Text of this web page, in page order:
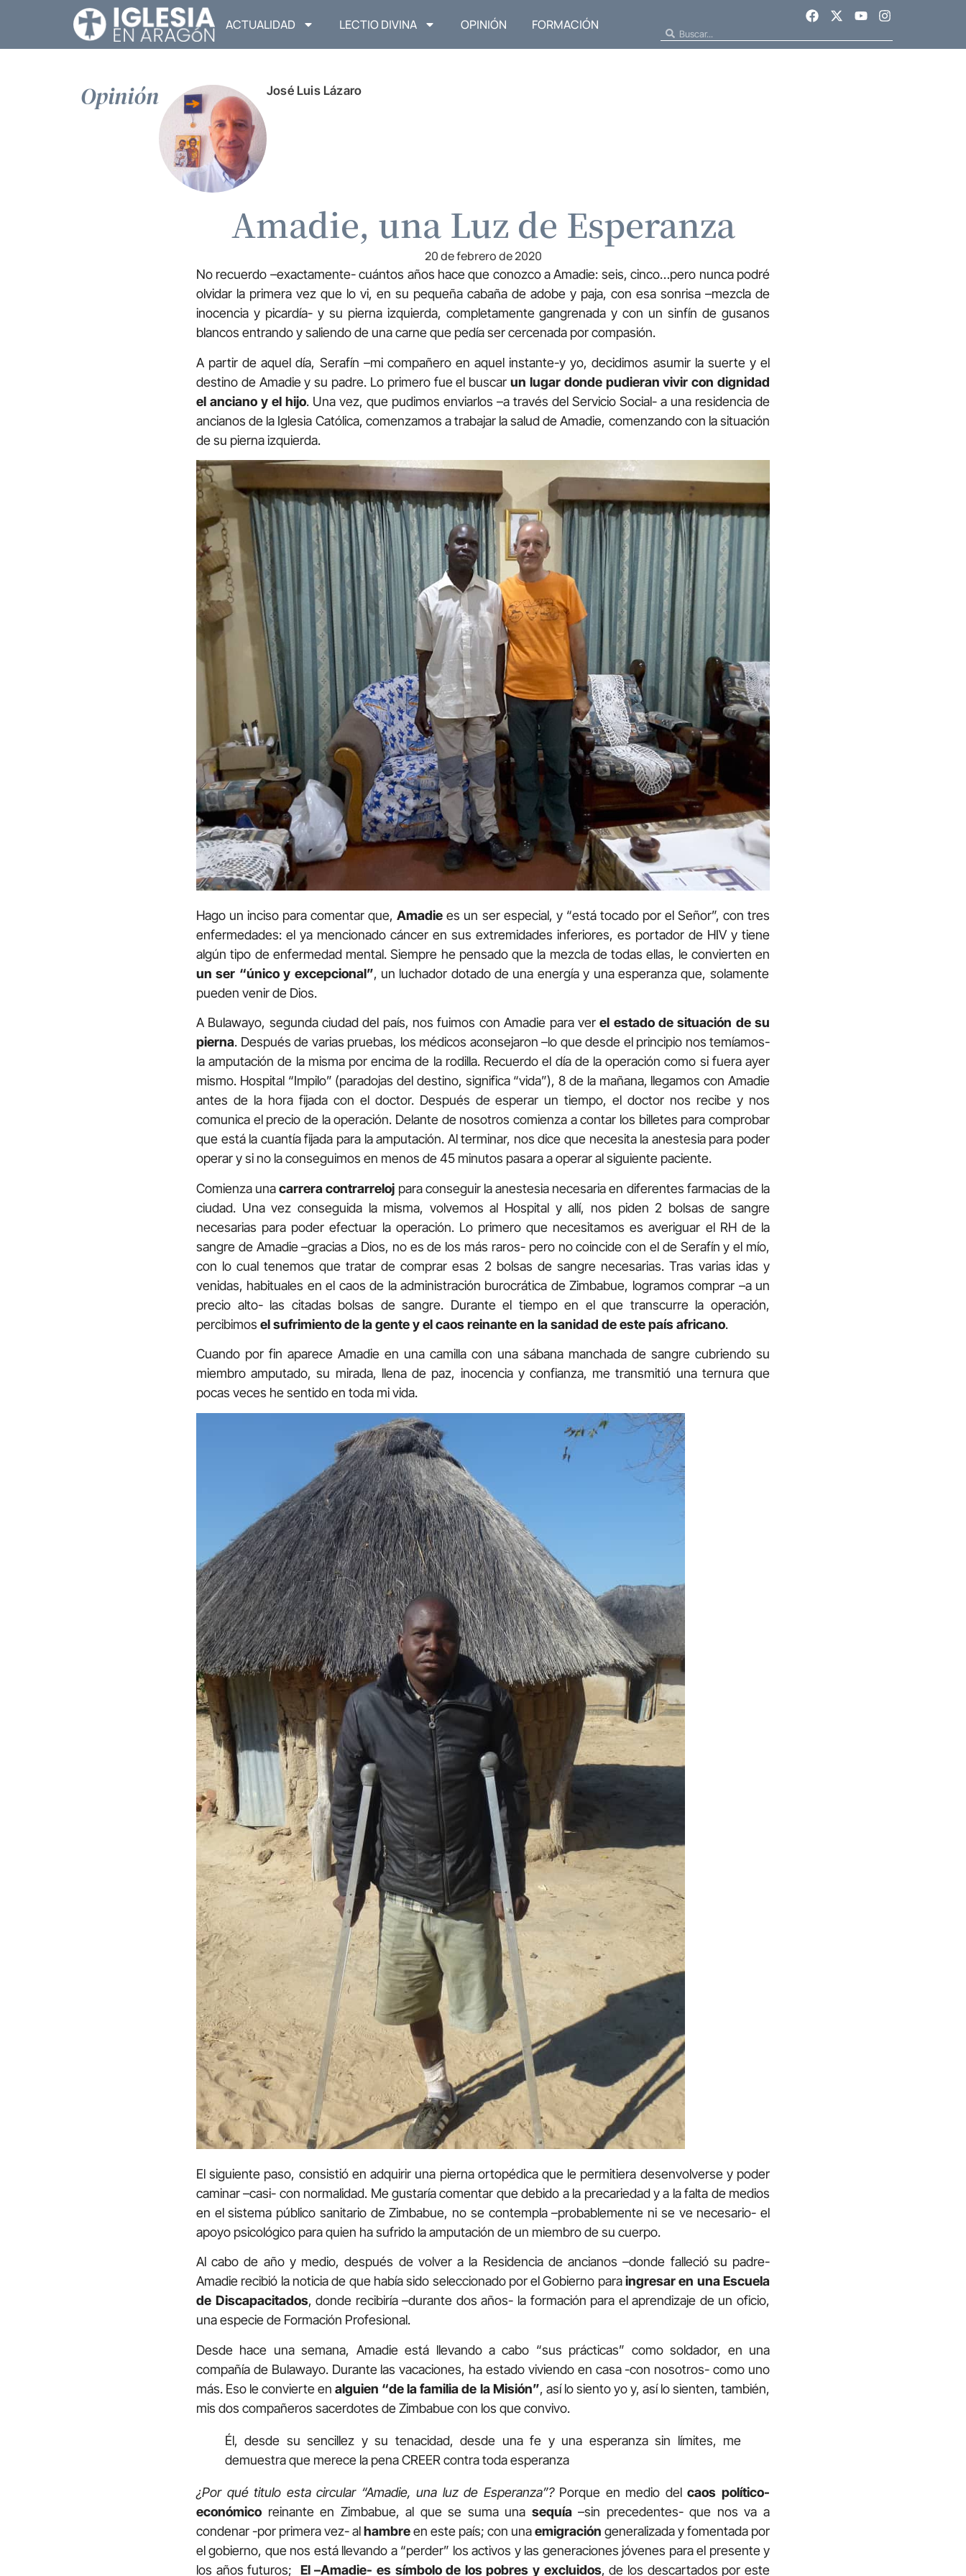
ACTUALIDAD LECTIO DIVINA OPINIÓN FORMACIÓN
Opinión José Luis Lázaro
Amadie, una Luz de Esperanza
20 de febrero de 2020
No recuerdo –exactamente- cuántos años hace que conozco a Amadie: seis, cinco…pero nunca podré
olvidar la primera vez que lo vi, en su pequeña cabaña de adobe y paja, con esa sonrisa –mezcla de
inocencia y picardía- y su pierna izquierda, completamente gangrenada y con un sinfín de gusanos
blancos entrando y saliendo de una carne que pedía ser cercenada por compasión.
A partir de aquel día, Serafín –mi compañero en aquel instante-y yo, decidimos asumir la suerte y el
destino de Amadie y su padre. Lo primero fue el buscarun lugar donde pudieran vivir con dignidad
el anciano y el hijo. Una vez, que pudimos enviarlos –a través del Servicio Social- a una residencia de
ancianos de la Iglesia Católica, comenzamos a trabajar la salud de Amadie, comenzando con la situación
de su pierna izquierda.
Hago un inciso para comentar que,Amadie es un ser especial, y “está tocado por el Señor”, con tres
enfermedades: el ya mencionado cáncer en sus extremidades inferiores, es portador de HIV y tiene
algún tipo de enfermedad mental. Siempre he pensado que la mezcla de todas ellas, le convierten en
un ser “único y excepcional”, un luchador dotado de una energía y una esperanza que, solamente
pueden venir de Dios.
A Bulawayo, segunda ciudad del país, nos fuimos con Amadie para verel estado de situación de su
pierna. Después de varias pruebas, los médicos aconsejaron –lo que desde el principio nos temíamos-
la amputación de la misma por encima de la rodilla. Recuerdo el día de la operación como si fuera ayer
mismo. Hospital “Impilo” (paradojas del destino, significa “vida”), 8 de la mañana, llegamos con Amadie
antes de la hora fijada con el doctor. Después de esperar un tiempo, el doctor nos recibe y nos
comunica el precio de la operación. Delante de nosotros comienza a contar los billetes para comprobar
que está la cuantía fijada para la amputación. Al terminar, nos dice que necesita la anestesia para poder
operar y si no la conseguimos en menos de 45 minutos pasara a operar al siguiente paciente.
Comienza unacarrera contrarreloj para conseguir la anestesia necesaria en diferentes farmacias de la
ciudad. Una vez conseguida la misma, volvemos al Hospital y allí, nos piden 2 bolsas de sangre
necesarias para poder efectuar la operación. Lo primero que necesitamos es averiguar el RH de la
sangre de Amadie –gracias a Dios, no es de los más raros- pero no coincide con el de Serafín y el mío,
con lo cual tenemos que tratar de comprar esas 2 bolsas de sangre necesarias. Tras varias idas y
venidas, habituales en el caos de la administración burocrática de Zimbabue, logramos comprar –a un
precio alto- las citadas bolsas de sangre. Durante el tiempo en el que transcurre la operación,
percibimos el sufrimiento de la gente y el caos reinante en la sanidad de este país africano.
Cuando por fin aparece Amadie en una camilla con una sábana manchada de sangre cubriendo su
miembro amputado, su mirada, llena de paz, inocencia y confianza, me transmitió una ternura que
pocas veces he sentido en toda mi vida.
El siguiente paso, consistió en adquirir una pierna ortopédica que le permitiera desenvolverse y poder
caminar –casi- con normalidad. Me gustaría comentar que debido a la precariedad y a la falta de medios
en el sistema público sanitario de Zimbabue, no se contempla –probablemente ni se ve necesario- el
apoyo psicológico para quien ha sufrido la amputación de un miembro de su cuerpo.
Al cabo de año y medio, después de volver a la Residencia de ancianos –donde falleció su padre-
Amadie recibió la noticia de que había sido seleccionado por el Gobierno paraingresar en una Escuela
de Discapacitados, donde recibiría –durante dos años- la formación para el aprendizaje de un oficio,
una especie de Formación Profesional.
Desde hace una semana, Amadie está llevando a cabo “sus prácticas” como soldador, en una
compañía de Bulawayo. Durante las vacaciones, ha estado viviendo en casa -con nosotros- como uno
más. Eso le convierte en alguien “de la familia de la Misión”, así lo siento yo y, así lo sienten, también,
mis dos compañeros sacerdotes de Zimbabue con los que convivo.
Él, desde su sencillez y su tenacidad, desde una fe y una esperanza sin límites, me
demuestra que merece la pena CREER contra toda esperanza
¿Por qué titulo esta circular “Amadie, una luz de Esperanza”? Porque en medio delcaos político-
económico reinante en Zimbabue, al que se suma una sequía–sin precedentes- que nos va a
condenar -por primera vez- alhambreen este país; con unaemigración generalizada y fomentada por
el gobierno, que nos está llevando a “perder” los activos y las generaciones jóvenes para el presente y
los años futuros; El –Amadie- es símbolo de los pobres y excluidos, de los descartados por este